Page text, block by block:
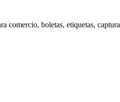
comercio, boletas, etiquetas,